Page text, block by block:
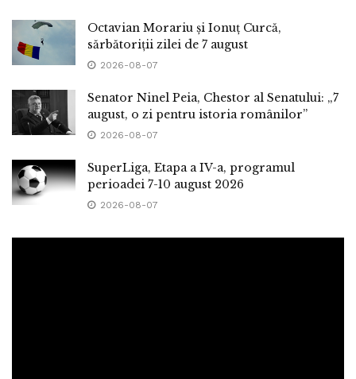
Octavian Morariu și Ionuț Curcă,
sărbătoriții zilei de 7 august
2026-08-07
Senator Ninel Peia, Chestor al Senatului: „7
august, o zi pentru istoria românilor”
2026-08-07
SuperLiga, Etapa a IV-a, programul
perioadei 7-10 august 2026
2026-08-07